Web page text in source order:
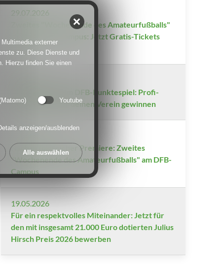
29.07.2026
Zweites "Wochenende des Amateurfußballs"
auf dem DFB-Campus: Jetzt Gratis-Tickets
sichern
Sonderpreis beim DFB-Punktespiel: Profi-
Fotoshooting für deinen Verein gewinnen
Nach erfolgreicher Premiere: Zweites
"Wochenende des Amateurfußballs" am DFB-
Campus
19.05.2026
Für ein respektvolles Miteinander: Jetzt für
den mit insgesamt 21.000 Euro dotierten Julius
Hirsch Preis 2026 bewerben
externer
zu. Diese Dienste und
Hierzu finden Sie einen
Youtube
anzeigen/ausblenden
Alle auswählen